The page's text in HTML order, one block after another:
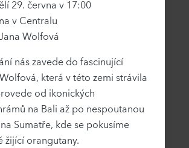
29. června v 17:00
v Centralu
Wolfová
nás zavede do fascinující
která v této zemi strávila
od ikonických
na Bali až po nespoutanou
Sumatře, kde se pokusíme
žijící orangutany.